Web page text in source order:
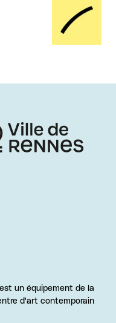
un équipement de la
d'art contemporain